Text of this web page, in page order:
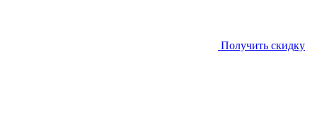
Получить скидку